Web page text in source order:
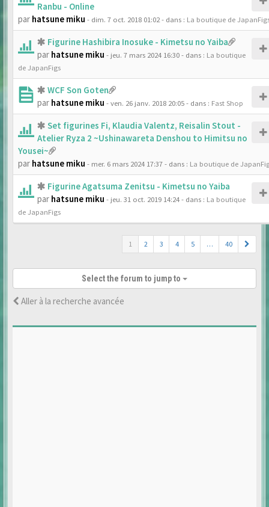
Ranbu - Online
par hatsune miku - dim. 7 oct. 2018 01:02- dans : La boutique de
Figurine Hashibira Inosuke - Kimetsu no Yaiba
par hatsune miku - jeu. 7 mars 2024 16:30- dans : La boutique
de JapanFigs
WCF Son Goten
par hatsune miku - ven. 26 janv. 2018 20:05- dans : Fast Shop
Set figurines Fi, Klaudia Valentz, Reisalin Stout -
Atelier Ryza 2 ~Ushinawareta Denshou to Himitsu no
Yousei~
par hatsune miku - mer. 6 mars 2024 17:37- dans : La boutique de
Figurine Agatsuma Zenitsu - Kimetsu no Yaiba
par hatsune miku - jeu. 31 oct. 2019 14:24- dans : La boutique
de JapanFigs
1 2 3 4 5 … 40
Select the forum to jump to
Aller à la recherche avancée